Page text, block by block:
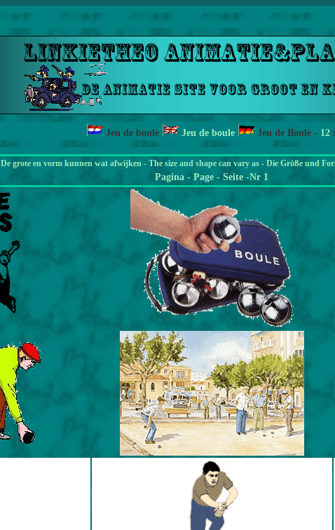
Jeu de boule Jeu de boule Jeu de Boule - 12
De grote en vorm kunnen wat afwijken - The size and shape can vary as - Die Größe und
Pagina - Page - Seite -Nr 1